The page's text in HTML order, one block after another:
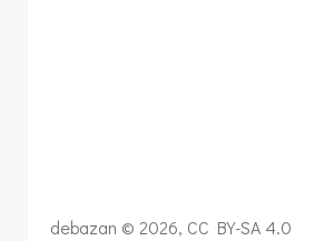
debazan © 2026, CC BY-SA 4.0